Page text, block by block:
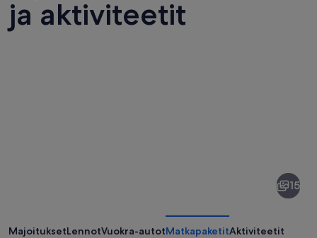
ja aktiviteetit
15
MajoituksetLennotVuokra-autotMatkapaketitAktiviteetit